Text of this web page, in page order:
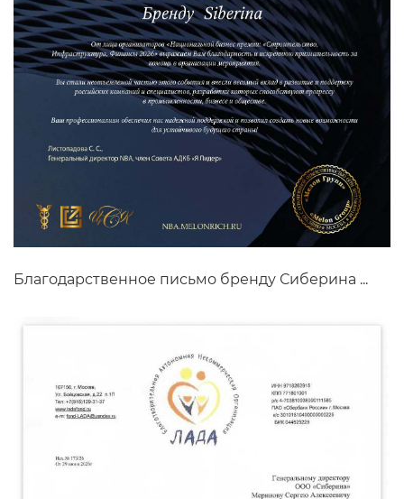
Благодарственное письмо бренду Сиберина ...